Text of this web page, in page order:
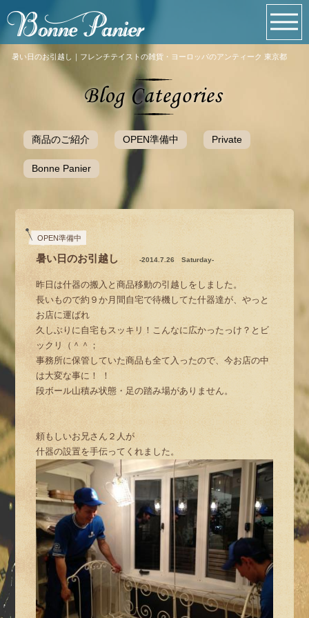
暑い日のお引越し｜フレンチテイストの雑貨・ヨーロッパのアンティーク 東京都
商品のご紹介 OPEN準備中 Private
Bonne Panier
OPEN準備中
暑い日のお引越し -2014.7.26 Saturday-
昨日は什器の搬入と商品移動の引越しをしました。
長いもので約９か月間自宅で待機してた什器達が、やっと
お店に運ばれ
久しぶりに自宅もスッキリ！こんなに広かったっけ？とビ
ックリ（＾＾；
事務所に保管していた商品も全て入ったので、今お店の中
は大変な事に！ ！
段ボール山積み状態・足の踏み場がありません。
頼もしいお兄さん２人が
什器の設置を手伝ってくれました。